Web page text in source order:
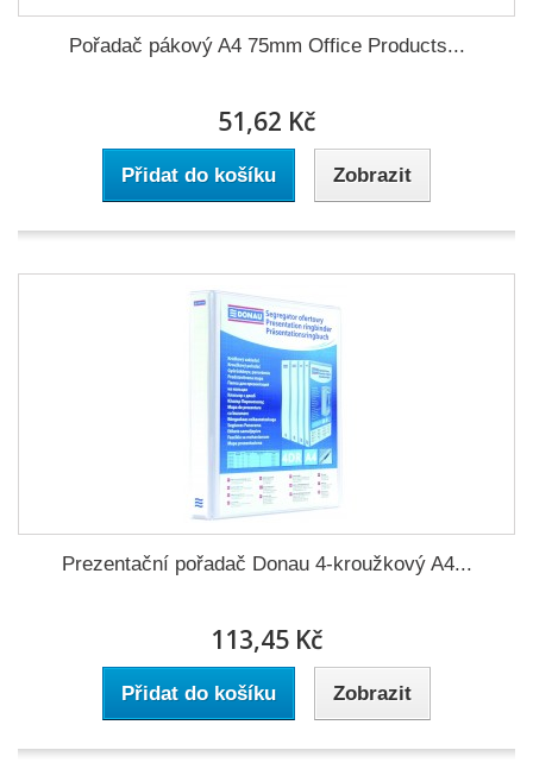
Pořadač pákový A4 75mm Office Products...
51,62 Kč
Přidat do košíku Zobrazit
Prezentační pořadač Donau 4-kroužkový A4...
113,45 Kč
Přidat do košíku Zobrazit